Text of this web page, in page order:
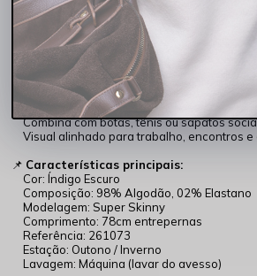
✔ Ideal para produções urbanas e elegantes
✔ Transição fácil do dia para a noite
Por que essa calça é essencial no
Cor escura versátil e atemporal
Estrutura firme com conforto garantido
Comprimento de 78cm de entrepernas
moderno
Combina com botas, tênis ou sapatos
Visual alinhado para trabalho, encontros e
📌 Características principais:
Cor: Índigo Escuro
Composição: 98% Algodão, 02% Elastano
Modelagem: Super Skinny
Comprimento: 78cm entrepernas
Referência: 261073
Estação: Outono / Inverno
Lavagem: Máquina (lavar do avesso)